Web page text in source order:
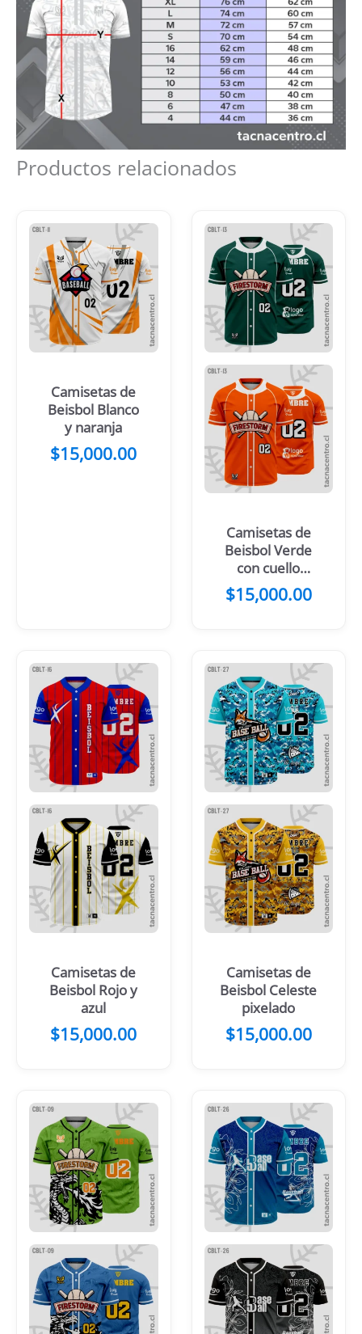
Productos relacionados
Camisetas de
Beisbol Blanco
y naranja
$15,000.00
Camisetas de
Beisbol Verde
con cuello
blanco
$15,000.00
Camisetas de
Beisbol Rojo y
azul
$15,000.00
Camisetas de
Beisbol Celeste
pixelado
$15,000.00